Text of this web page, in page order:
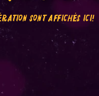
sont affichés ici!